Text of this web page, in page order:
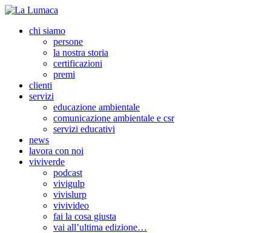
chi siamo
persone
la nostra storia
certificazioni
premi
clienti
servizi
educazione ambientale
comunicazione ambientale e csr
servizi educativi
news
lavora con noi
viviverde
podcast
vivigulp
vivislurp
vivivideo
fai la cosa giusta
vai all’ultima edizione…